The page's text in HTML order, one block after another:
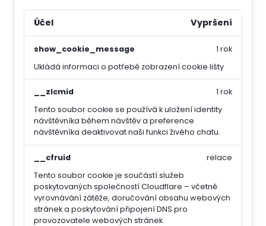
Účel Vypršení
show_cookie_message
Ukládá informaci o potřebě zobrazení cookie lišty
1 rok
__zlcmid
Tento soubor cookie se používá k uložení identity
návštěvníka během návštěv a preference
návštěvníka deaktivovat naši funkci živého chatu.
1 rok
__cfruid
Tento soubor cookie je součástí služeb
poskytovaných společností Cloudflare – včetně
vyrovnávání zátěže, doručování obsahu webových
stránek a poskytování připojení DNS pro
provozovatele webových stránek.
relace